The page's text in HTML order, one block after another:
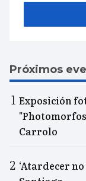
Próximos
Exposición
Carrolo
‘Atardecer